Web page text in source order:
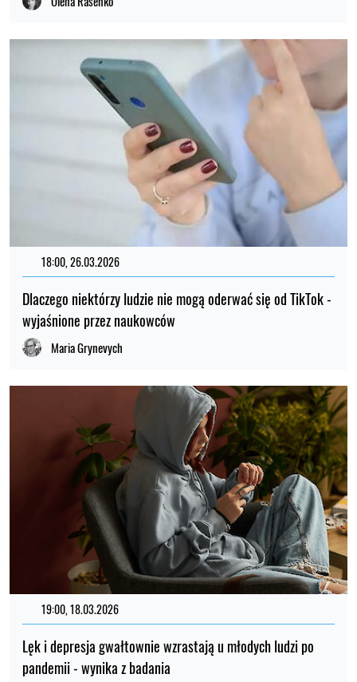
18:00, 26.03.2026
Dlaczego niektórzy ludzie nie mogą oderwać się od TikTok -
wyjaśnione przez naukowców
Maria Grynevych
19:00, 18.03.2026
Lęk i depresja gwałtownie wzrastają u młodych ludzi po
pandemii - wynika z badania